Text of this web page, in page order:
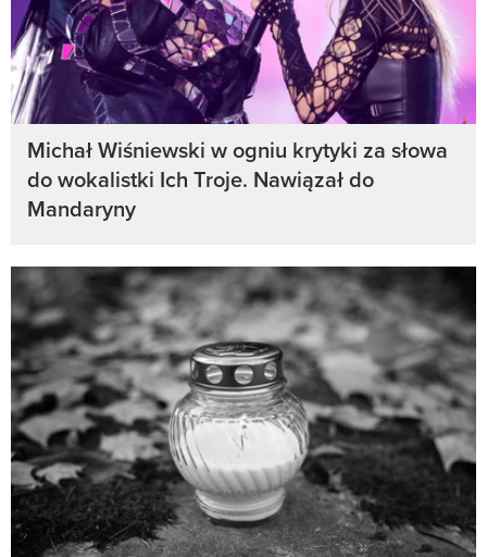
Michał Wiśniewski w ogniu krytyki za słowa
do wokalistki Ich Troje. Nawiązał do
Mandaryny